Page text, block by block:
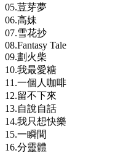
05.荳芽夢
06.高妹
07.雪花抄
08.Fantasy Tale
09.劃火柴
10.我最愛糖
11.一個人咖啡
12.留不下來
13.自說自話
14.我只想快樂
15.一瞬間
16.分靈體